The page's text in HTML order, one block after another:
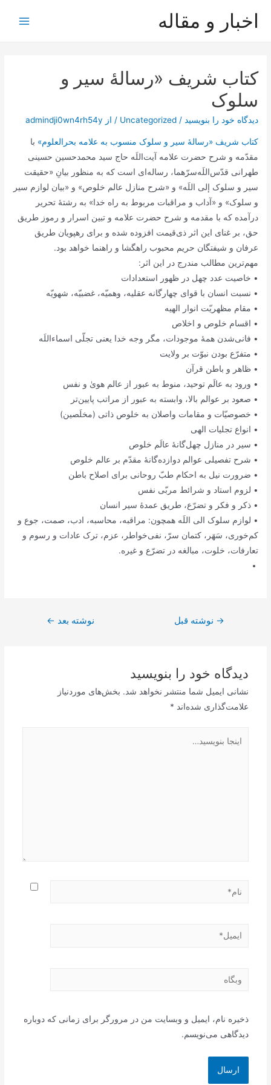
اخبار و مقاله
کتاب شریف «رسالۀ سیر و
سلوک
دیدگاه‌ خود را بنویسید /
Uncategorized / از admindji0wn4rh54y
کتاب شریف «رسالۀ سیر و سلوک منسوب به علامه بحرالعلوم» با
مقدّمه و شرح حضرت علامه آیت‌اللَه حاج سید محمدحسین حسینی
طهرانی قدّس‌اللَه‌سرّهما، رساله‌ای است که به منظور بیانِ «حقیقت
سیر و سلوک ‌إلی اللَه» و «شرح منازل عالم خلوص» و «بیان لوازم سیر
و سلوک» و «آداب و مراقبات مربوط به راه خدا» به رشتۀ تحریر
درآمده که با مقدمه و شرح حضرت علامه و تبین اسرار و رموز طریق
حق، بر غنای این اثر ذی‌قیمت افزوده شده و برای رهپویان طریق
عرفان و شیفتگان حریم محبوب راهگشا و راهنما خواهد بود.
مهم‌ترین مطالب مندرج در این اثر:
• خاصیت عدد چهل در ظهور استعدادات
• نسبت انسان با قوای چهارگانه عقلیه، وهمیّه، غضبیّه، شهویّه
• مقام مظهریّت انوار الهیه
• اقسام خلوص و اخلاص
• فانی‌شدن همۀ موجودات، مگر وجه خدا یعنی تجلّی اسماء‌اللَه
• متفرّع بودن نبوّت بر ولایت
• ظاهر و باطن قرآن
• ورود به عالَم توحید، منوط به عبور از عالم هویٰ و نفس
• صعود بر عوالم بالا، وابسته به عبور از مراتب پایین‌تر
• خصوصیّات و مقامات واصلان به خلوص ذاتی (مخلَصین)
• انواع تجلیات الهی
• سیر در منازل چهل‌گانۀ عالَم خلوص
• شرح تفصیلی عوالم دوازده‌گانۀ مقدّم بر عالم خلوص
• ضرورت نیل به احکام طبّ روحانی برای اصلاح باطن
• لزوم استاد و شرائط مربّی نفس
• ذکر و فکر و تضرّع، طریق عمدۀ سیر انسان
• لوازم سلوک الی اللَه همچون: مراقبه، محاسبه، ادب، صمت، جوع و
کم‌خوری، سَهَر، کتمان سرّ، نفی‌خواطر، عزم، ترک عادات و رسوم و
تعارفات، خلوت، مبالغه در تضرّع و غیره.
راهبری→ نوشته قبل نوشته بعد ←
دیدگاه‌ خود را بنویسید
نشانی ایمیل شما منتشر نخواهد شد. بخش‌های موردنیاز
علامت‌گذاری شده‌اند *
بنویسید…
نام*
ایمیل*
وبگاه
ذخیره نام، ایمیل و وبسایت من در مرورگر برای زمانی که دوباره
دیدگاهی می‌نویسم.